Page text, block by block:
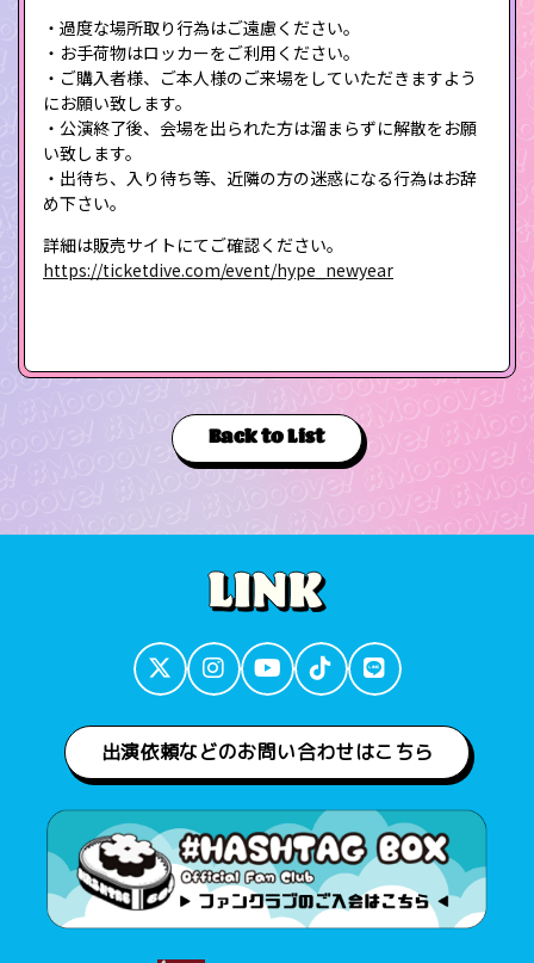
・過度な場所取り行為はご遠慮ください。
・お手荷物はロッカーをご利用ください。
・ご購入者様、ご本人様のご来場をしていただきますよう
にお願い致します。
・公演終了後、会場を出られた方は溜まらずに解散をお願
い致します。
・出待ち、入り待ち等、近隣の方の迷惑になる行為はお辞
め下さい。
詳細は販売サイトにてご確認ください。
https://ticketdive.com/event/hype_newyear
Back to List
出演依頼などのお問い合わせはこちら